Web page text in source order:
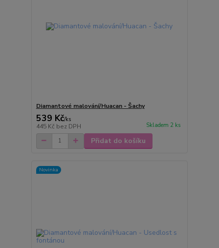
Diamantové malování/Huacan - Šachy
539 Kč/ks
445 Kč bez DPH Skladem 2 ks
Přidat do košíku
Novinka